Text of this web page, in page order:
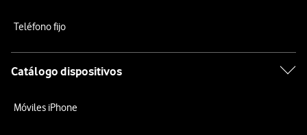
Teléfono fijo
Catálogo dispositivos
Móviles iPhone